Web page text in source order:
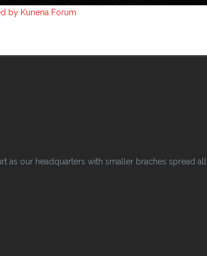
by Kunena Forum
as our headquarters with smaller braches spread